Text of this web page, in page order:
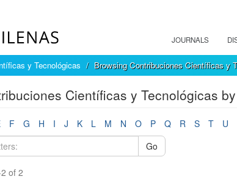
JOURNALS
y Tecnológicas Browsing Contribuciones Científicas y
Científicas y Tecnológicas
F G H I J K L M N O P Q R S T U
Go
of 2